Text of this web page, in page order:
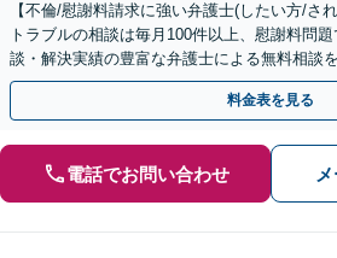
【不倫/慰謝料請求に強い弁護士(したい方/さ
トラブルの相談は毎月100件以上、慰謝料問
談・解決実績の豊富な弁護士による無料相談
倫相談は初回0円】【四国エリア全域対応】
料金表を見る
電話でお問い合わせ